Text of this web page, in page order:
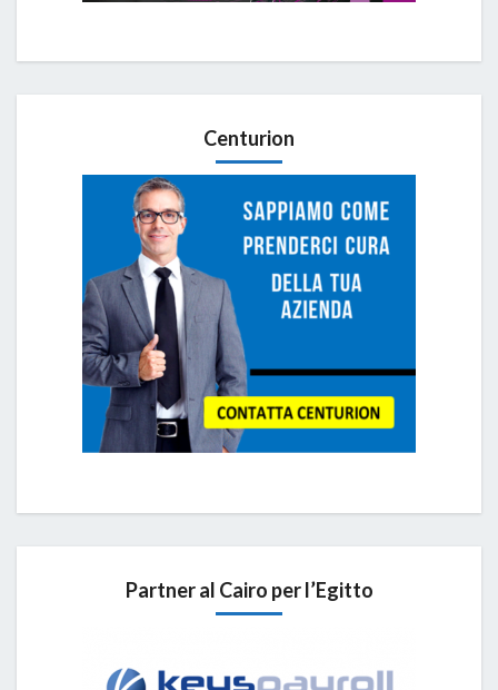
Centurion
Partner al Cairo per l’Egitto